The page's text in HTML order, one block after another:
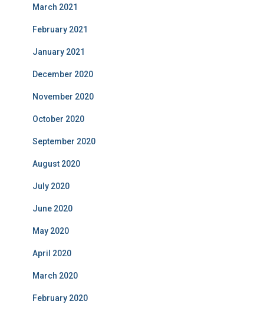
March 2021
February 2021
January 2021
December 2020
November 2020
October 2020
September 2020
August 2020
July 2020
June 2020
May 2020
April 2020
March 2020
February 2020